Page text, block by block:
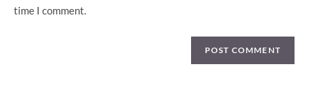
time I comment.